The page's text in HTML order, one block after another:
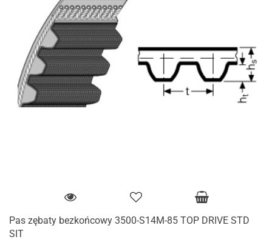
Pas zębaty bezkońcowy 3500-S14M-85 TOP DRIVE STD
SIT